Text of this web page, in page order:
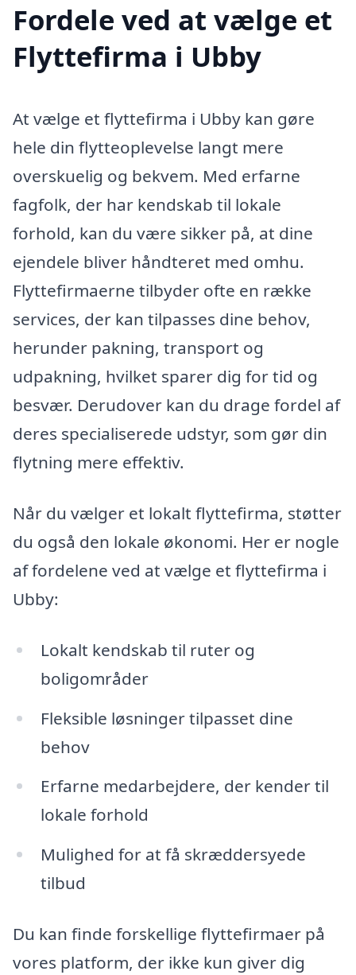
Fordele ved at vælge et
Flyttefirma i Ubby
At vælge et flyttefirma i Ubby kan gøre
hele din flytteoplevelse langt mere
overskuelig og bekvem. Med erfarne
fagfolk, der har kendskab til lokale
forhold, kan du være sikker på, at dine
ejendele bliver håndteret med omhu.
Flyttefirmaerne tilbyder ofte en række
services, der kan tilpasses dine behov,
herunder pakning, transport og
udpakning, hvilket sparer dig for tid og
besvær. Derudover kan du drage fordel af
deres specialiserede udstyr, som gør din
flytning mere effektiv.
Når du vælger et lokalt flyttefirma, støtter
du også den lokale økonomi. Her er nogle
af fordelene ved at vælge et flyttefirma i
Ubby:
Lokalt kendskab til ruter og
boligområder
Fleksible løsninger tilpasset dine
behov
Erfarne medarbejdere, der kender til
lokale forhold
Mulighed for at få skræddersyede
tilbud
Du kan finde forskellige flyttefirmaer på
vores platform, der ikke kun giver dig